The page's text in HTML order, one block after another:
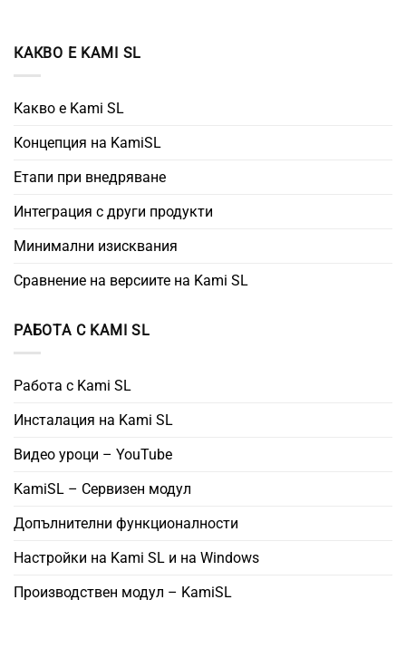
КАКВО Е KAMI SL
Какво е Kami SL
Концепция на KamiSL
Етапи при внедряване
Интеграция с други продукти
Минимални изисквания
Сравнение на версиите на Kami SL
РАБОТА С KAMI SL
Работа с Kami SL
Инсталация на Kami SL
Видео уроци – YouTube
KamiSL – Сервизен модул
Допълнителни функционалности
Настройки на Kami SL и на Windows
Производствен модул – KamiSL